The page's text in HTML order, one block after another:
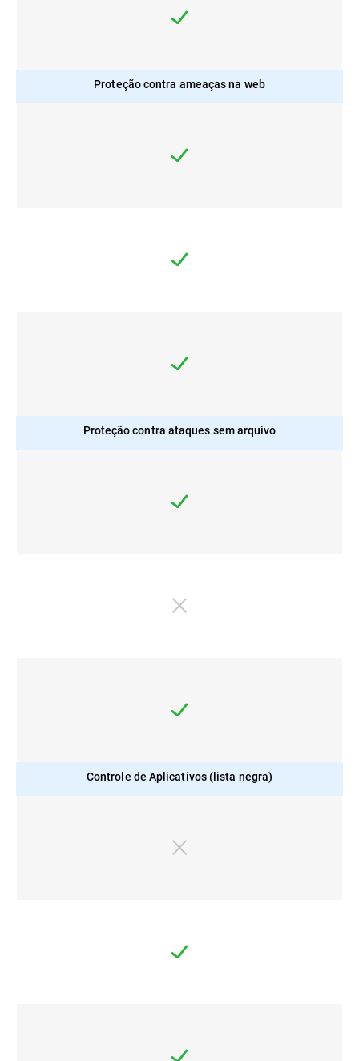
Proteção contra ameaças na web
Proteção contra ataques sem arquivo
Controle de Aplicativos (lista negra)